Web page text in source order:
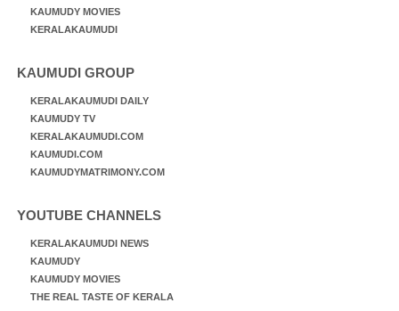
KAUMUDY MOVIES
KERALAKAUMUDI
KAUMUDI GROUP
KERALAKAUMUDI DAILY
KAUMUDY TV
KERALAKAUMUDI.COM
KAUMUDI.COM
KAUMUDYMATRIMONY.COM
YOUTUBE CHANNELS
KERALAKAUMUDI NEWS
KAUMUDY
KAUMUDY MOVIES
THE REAL TASTE OF KERALA